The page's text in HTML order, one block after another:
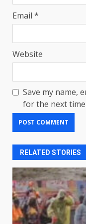
Email *
Website
Save my name,
for the next
RELATED STORIES